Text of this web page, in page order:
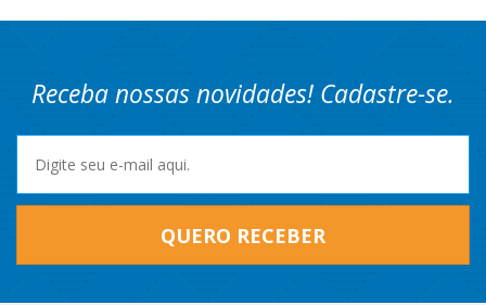
Receba nossas novidades! Cadastre-se.
QUERO RECEBER